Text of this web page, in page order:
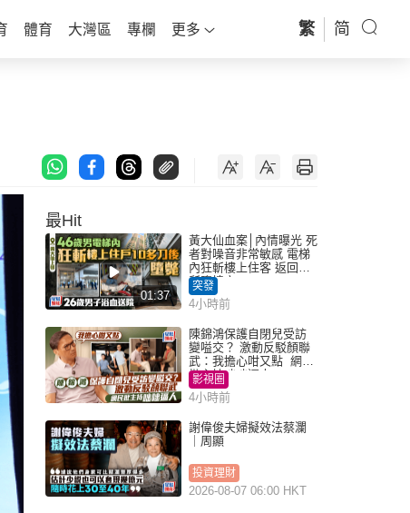
體育 大灣區 專欄 更多 繁 简
最Hit
01:37
黃大仙血案│內情曝光 死
者對噪音非常敏感 電梯
內狂斬樓上住客 返回住
所墮樓亡
突發
4小時前
陳錦鴻保護自閉兒受訪
變嗌交？ 激動反駁顏聯
武：我擔心咁又點 網民
批主持咄咄逼人
影視圈
4小時前
謝偉俊夫婦擬效法蔡瀾
｜周顯
投資理財
2026-08-07 06:00 HKT